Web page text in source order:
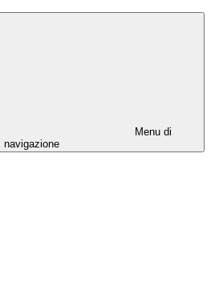
Menu di
navigazione